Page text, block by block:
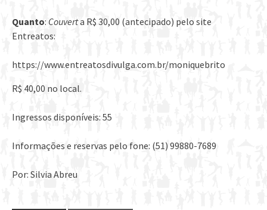
Quanto: Couverta R$ 30,00 (antecipado) pelo site
Entreatos:
https://www.entreatosdivulga.com.br/moniquebrito
R$ 40,00 no local.
Ingressos disponíveis: 55
Informações e reservas pelo fone: (51) 99880-7689
Por: Silvia Abreu